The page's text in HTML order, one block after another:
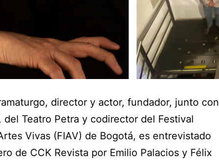
director y actor, fundador, junto con
del Teatro Petra y codirector del Festival
Vivas (FIAV) de Bogotá, es entrevistado
de CCK Revista por Emilio Palacios y Félix